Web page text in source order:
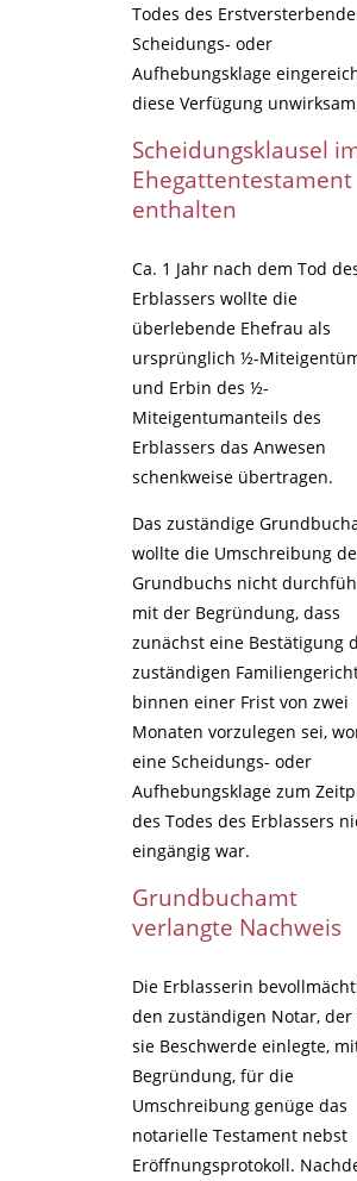
Todes des
Scheidungs- oder
Aufhebungsklage
diese Verfügung
Scheidungsklausel
Ehegattentestament
enthalten
Ca. 1 Jahr nach dem Tod
Erblassers wollte die
überlebende Ehefrau als
ursprünglich ½-
und Erbin des ½-
Miteigentumanteils des
Erblassers das Anwesen
schenkweise übertragen.
Das zuständige
wollte die Umschreibung
Grundbuchs nicht
mit der Begründung, dass
zunächst eine Bestätigung
zuständigen
binnen einer Frist von zwei
Monaten vorzulegen sei,
eine Scheidungs- oder
Aufhebungsklage zum
des Todes des Erblassers
eingängig war.
Grundbuchamt
verlangte Nachweis
Die Erblasserin
den zuständigen Notar,
sie Beschwerde einlegte,
Begründung, für die
Umschreibung genüge das
notarielle Testament nebst
Eröffnungsprotokoll.